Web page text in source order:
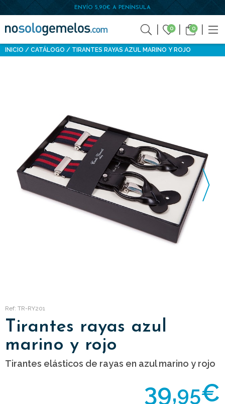
ENVÍO 5,90€ A PENÍNSULA
0 0
INICIO CATÁLOGO TIRANTES RAYAS AZUL MARINO Y ROJO
Ref: TR-RY201
Tirantes rayas azul
marino y rojo
Tirantes elásticos de rayas en azul marino y rojo
39,95€